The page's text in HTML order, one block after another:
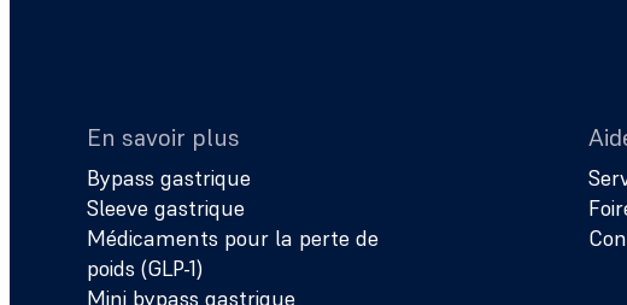
En savoir plus
Bypass gastrique
Sleeve gastrique
Médicaments pour la perte de
poids (GLP-1)
Mini bypass gastrique